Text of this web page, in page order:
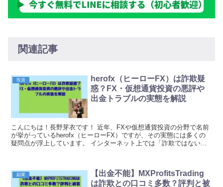
関連記事
投資
herofx（ヒーローFX）は詐欺疑
惑？FX・仮想通貨投資の悪評や
出金トラブルの実態を解説
こんにちは！長野芽衣です！ 近年、FXや仮想通貨投資の分野で名前
が挙がっているherofx（ヒーローFX）ですが、その実態には多くの
疑問点が浮上しています。 インターネット上では「詐欺ではない
副業
【出金不能】MXProfitsTrading
は詐欺との口コミ多数？評判と被